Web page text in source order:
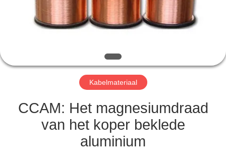
CONTACTEER
VERZOEK
CITAAT
Kabelmateriaal
CCAM: Het magnesiumdraad
van het koper beklede
aluminium